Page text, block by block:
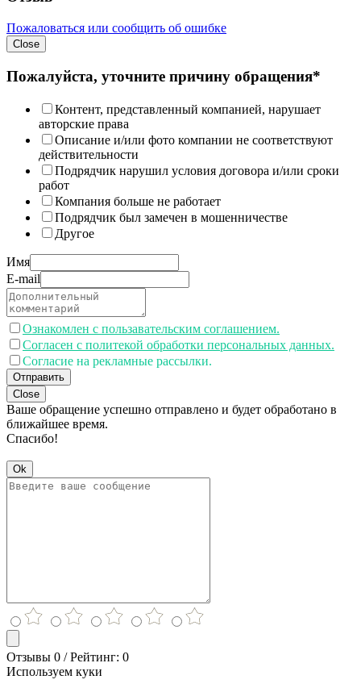
Пожаловаться или сообщить об ошибке
Close
Пожалуйста, уточните причину обращения*
Контент, представленный компанией, нарушает
авторские права
Описание и/или фото компании не соответствуют
действительности
Подрядчик нарушил условия договора и/или сроки
работ
Компания больше не работает
Подрядчик был замечен в мошенничестве
Другое
Имя
E-mail
Ознакомлен с пользавательским соглашением.
Согласен с политекой обработки персональных данных.
Согласие на рекламные рассылки.
Отправить
Close
Ваше обращение успешно отправлено и будет обработано в
ближайшее время.
Спасибо!
Ok
Отзывы 0 / Рейтинг: 0
Используем куки